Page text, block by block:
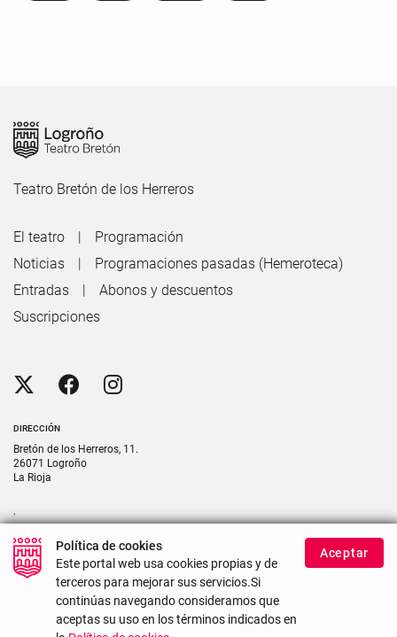
Teatro Bretón de los Herreros
DIRECCIÓN
Bretón de los Herreros, 11.
26071 Logroño
La Rioja
.
CONTACTO
Contacte con nosotros si necesita más información
El teatro
Programación
Noticias
Programaciones pasadas (Hemeroteca)
Entradas
Abonos y descuentos
Suscripciones
Mapa del sitio Accesibilidad Uso de cookies
Política de cookies
Este portal web usa cookies propias y de
terceros para mejorar sus servicios.Si
continúas navegando consideramos que
aceptas su uso en los términos indicados en
Aceptar